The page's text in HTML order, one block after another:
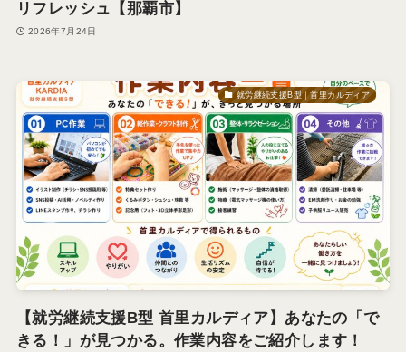
リフレッシュ【那覇市】
2026年7月24日
就労継続支援B型｜首里カルディア
【就労継続支援B型 首里カルディア】あなたの「で
きる！」が見つかる。作業内容をご紹介します！